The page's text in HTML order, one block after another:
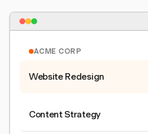
ACME CORP
Website Redesign
Content Strategy